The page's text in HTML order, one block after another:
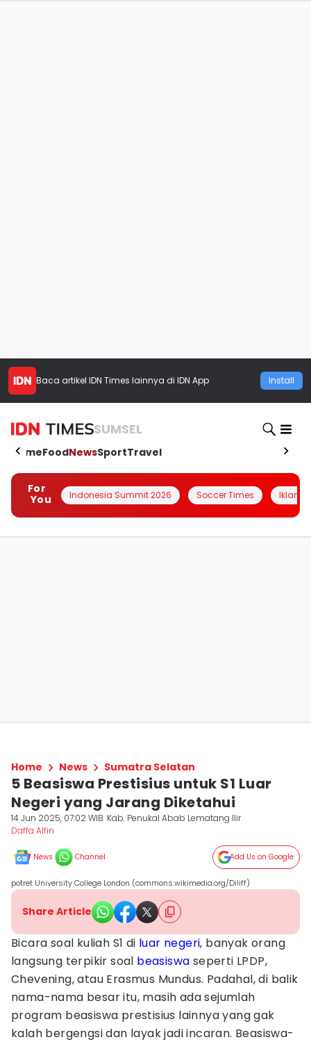
Baca artikel IDN Times lainnya di IDN App Install
SUMSEL
HomeFoodNewsSportTravel
For
You
Indonesia Summit 2026 Soccer Times Iklanin
Home News Sumatra Selatan
5 Beasiswa Prestisius untuk S1 Luar
Negeri yang Jarang Diketahui
14 Jun 2025, 07:02 WIB Kab. Penukal Abab Lematang Ilir
Daffa Alfin
News Channel Add Us on Google
potret University College London (commons.wikimedia.org/Diliff)
Share Article
Bicara soal kuliah S1 di luar negeri, banyak orang
langsung terpikir soal beasiswa seperti LPDP,
Chevening, atau Erasmus Mundus. Padahal, di balik
nama-nama besar itu, masih ada sejumlah
program beasiswa prestisius lainnya yang gak
kalah bergengsi dan layak jadi incaran. Beasiswa-